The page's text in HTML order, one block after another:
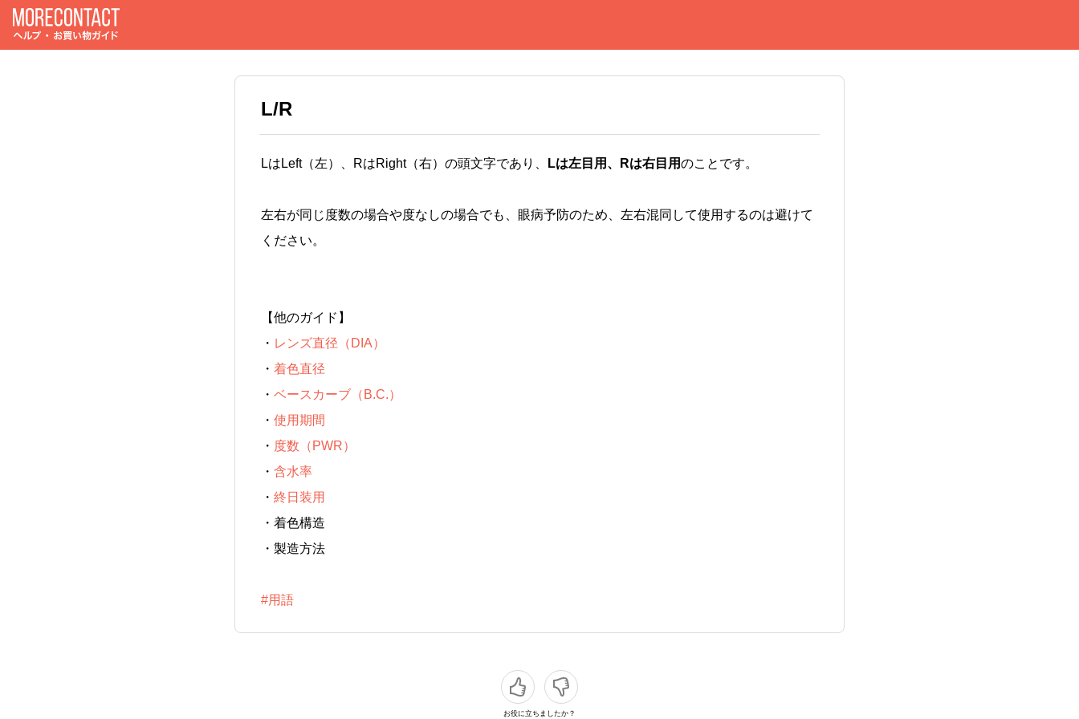
L/R
LはLeft（左）、RはRight（右）の頭文字であり、 Lは左目用、Rは右目用のことです。
左右が同じ度数の場合や度なしの場合でも、眼病予防のため、左右混同して使用するのは避けて
ください。
【他のガイド】
・ レンズ直径（DIA）
・ 着色直径
・ ベースカーブ（B.C.）
・ 使用期間
・ 度数（PWR）
・ 含水率
・ 終日装用
・ 着色構造
・ 製造方法
#用語
お役に立ちましたか？